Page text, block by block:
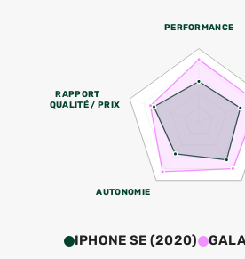
PERFORMANCE
AUTONOMIE
RAPPORT
QUALITÉ / PRIX
IPHONE SE (2020)